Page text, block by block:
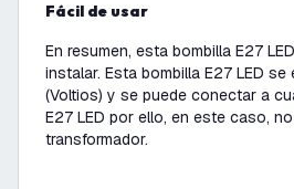
Fácil de usar
En resumen, esta bombilla E27
instalar. Esta bombilla E27 LED
(Voltios) y se puede conectar a
E27 LED por ello, en este caso,
transformador.